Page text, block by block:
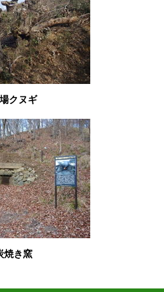
クヌギ
焼き窯